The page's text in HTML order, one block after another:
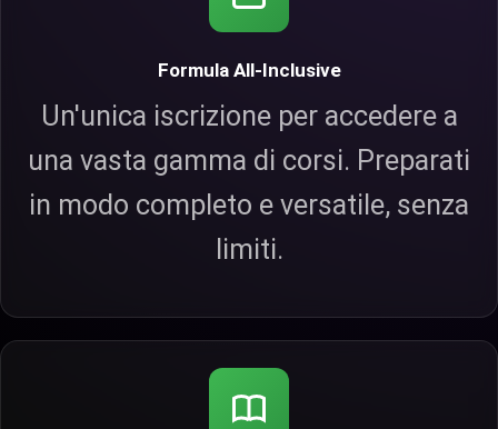
Formula All-Inclusive
Un'unica iscrizione per accedere a
una vasta gamma di corsi. Preparati
in modo completo e versatile, senza
limiti.